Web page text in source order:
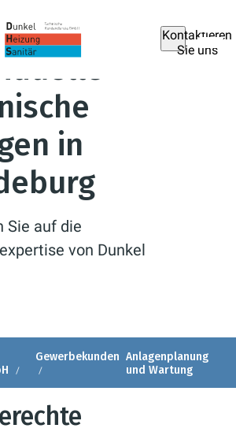
Kontaktieren
Sie uns
in
Sie auf die
von Dunkel
Gewerbekunden Anlagenplanung
und Wartung